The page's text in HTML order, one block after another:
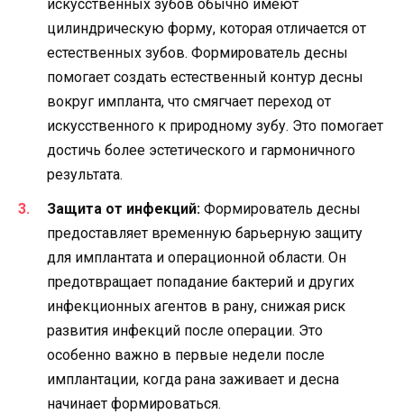
искусственных зубов обычно имеют
цилиндрическую форму, которая отличается от
естественных зубов. Формирователь десны
помогает создать естественный контур десны
вокруг импланта, что смягчает переход от
искусственного к природному зубу. Это помогает
достичь более эстетического и гармоничного
результата.
Защита от инфекций: Формирователь десны
предоставляет временную барьерную защиту
для имплантата и операционной области. Он
предотвращает попадание бактерий и других
инфекционных агентов в рану, снижая риск
развития инфекций после операции. Это
особенно важно в первые недели после
имплантации, когда рана заживает и десна
начинает формироваться.